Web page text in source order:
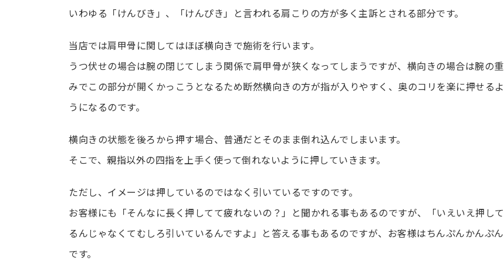
いわゆる「けんびき」、「けんぴき」と言われる肩こりの方が多く主訴とされる部分です。
当店では肩甲骨に関してはほぼ横向きで施術を行います。
うつ伏せの場合は腕の閉じてしまう関係で肩甲骨が狭くなってしまうですが、横向きの場合は腕の重
みでこの部分が開くかっこうとなるため断然横向きの方が指が入りやすく、奥のコリを楽に押せるよ
うになるのです。
横向きの状態を後ろから押す場合、普通だとそのまま倒れ込んでしまいます。
そこで、親指以外の四指を上手く使って倒れないように押していきます。
ただし、イメージは押しているのではなく引いているですのです。
お客様にも「そんなに長く押してて疲れないの？」と聞かれる事もあるのですが、「いえいえ押して
るんじゃなくてむしろ引いているんですよ」と答える事もあるのですが、お客様はちんぷんかんぷん
です。